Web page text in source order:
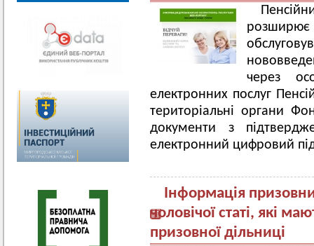
через
електронних послуг
територіальні органи
документи з
електронний цифровий
Інформація
чоловічої статі, які
призовної дільниці